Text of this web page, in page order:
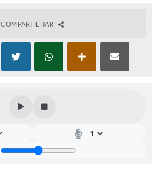
COMPARTILHAR